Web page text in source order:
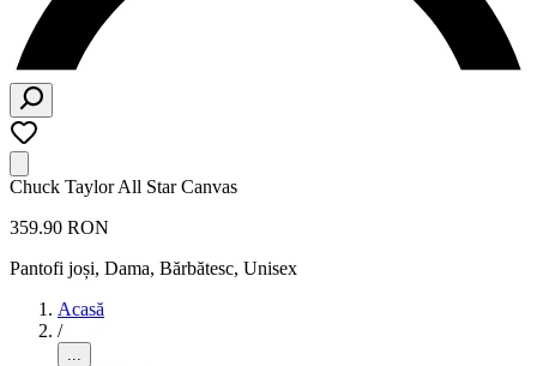
Chuck Taylor All Star Canvas
359.90 RON
Pantofi joși, Dama, Bărbătesc, Unisex
Acasă
/
...